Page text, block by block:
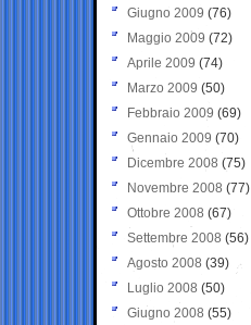
Giugno 2009 (76)
Maggio 2009 (72)
Aprile 2009 (74)
Marzo 2009 (50)
Febbraio 2009 (69)
Gennaio 2009 (70)
Dicembre 2008 (75)
Novembre 2008 (77)
Ottobre 2008 (67)
Settembre 2008 (56)
Agosto 2008 (39)
Luglio 2008 (50)
Giugno 2008 (55)